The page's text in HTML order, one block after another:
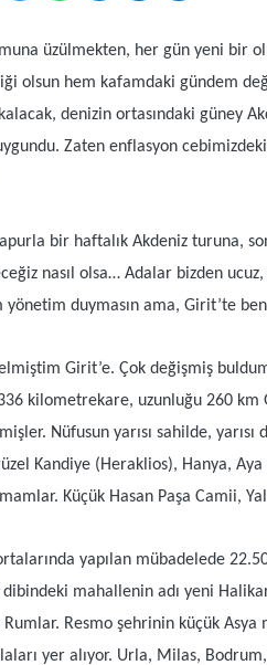
üzülmekten, her gün yeni bir
olsun hem kafamdaki gündem
denizin ortasındaki güney
Zaten enflasyon
bir haftalık Akdeniz turuna,
nasıl olsa… Adalar bizden
duymasın ama, Girit’te
Girit’e. Çok değişmiş
kilometrekare, uzunluğu 260
Nüfusun yarısı sahilde,
Kandiye (Heraklios), Hanya,
Küçük Hasan Paşa Camii,
ortalarında yapılan mübadelede
dibindeki mahallenin adı yeni
Rumlar. Resmo şehrinin küçük
yer alıyor. Urla, Milas,